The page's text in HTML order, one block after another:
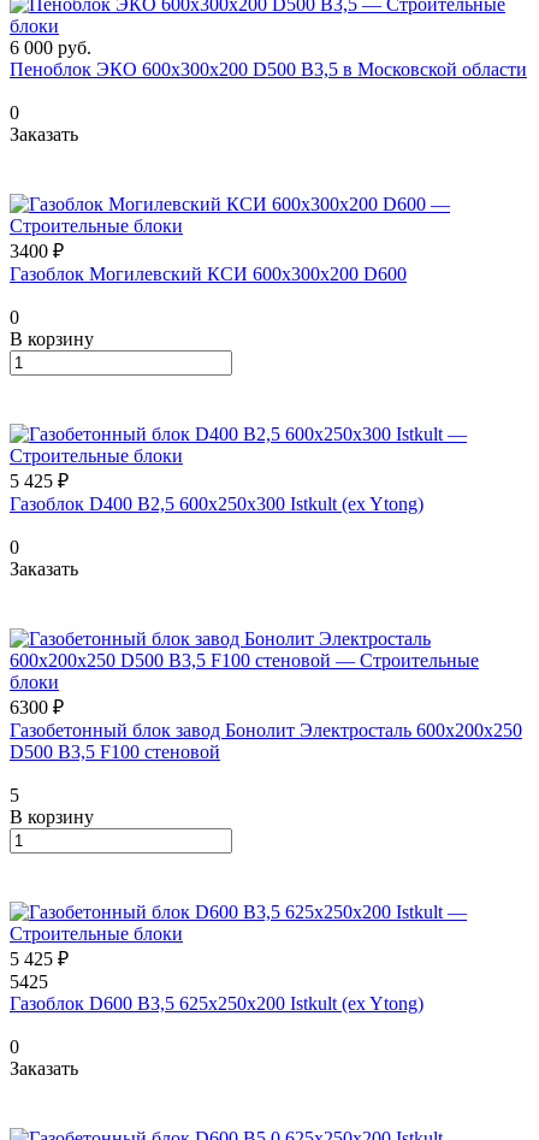
6 000 руб.
Пеноблок ЭКО 600х300х200 D500 В3,5 в Московской области
0
Заказать
3400 ₽
Газоблок Могилевский КСИ 600х300х200 D600
0
В корзину
5 425 ₽
Газоблок D400 B2,5 600x250x300 Istkult (ex Ytong)
0
Заказать
6300 ₽
Газобетонный блок завод Бонолит Электросталь 600х200х250
D500 B3,5 F100 стеновой
5
В корзину
5 425 ₽
5425
Газоблок D600 B3,5 625x250x200 Istkult (ex Ytong)
0
Заказать